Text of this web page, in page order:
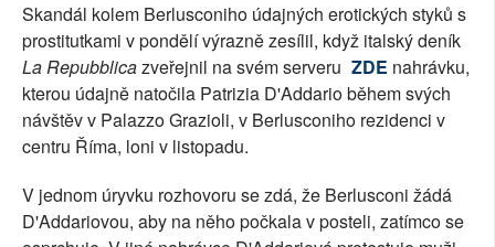
Skandál kolem Berlusconiho údajných erotických styků s
prostitutkami v pondělí výrazně zesílil, když italský deník
La Repubblicazveřejnil na svém serveru ZDE nahrávku,
kterou údajně natočila Patrizia D'Addario během svých
návštěv v Palazzo Grazioli, v Berlusconiho rezidenci v
centru Říma, loni v listopadu.
V jednom úryvku rozhovoru se zdá, že Berlusconi žádá
D'Addariovou, aby na něho počkala v posteli, zatímco se